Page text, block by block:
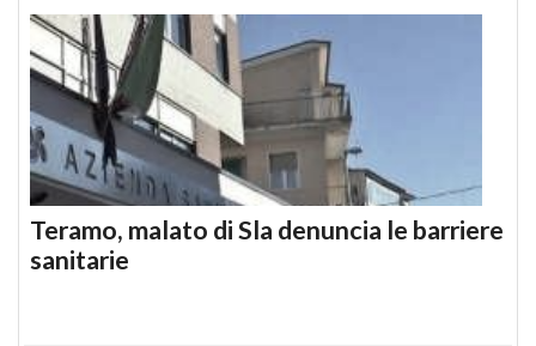
Teramo, malato di Sla denuncia le barriere
sanitarie